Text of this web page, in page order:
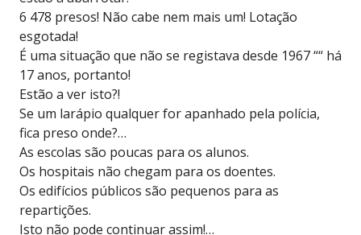
6 478 presos! Não cabe nem mais um! Lotação
esgotada!
É uma situação que não se registava desde 1967 ““ há
17 anos, portanto!
Estão a ver isto?!
Se um larápio qualquer for apanhado pela polícia,
fica preso onde?…
As escolas são poucas para os alunos.
Os hospitais não chegam para os doentes.
Os edifícios públicos são pequenos para as
repartições.
Isto não pode continuar assim!…